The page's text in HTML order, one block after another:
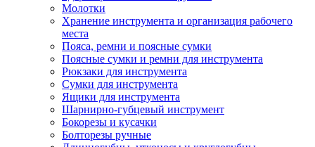
Молотки
Хранение инструмента и организация рабочего
места
Пояса, ремни и поясные сумки
Поясные сумки и ремни для инструмента
Рюкзаки для инструмента
Сумки для инструмента
Ящики для инструмента
Шарнирно-губцевый инструмент
Бокорезы и кусачки
Болторезы ручные